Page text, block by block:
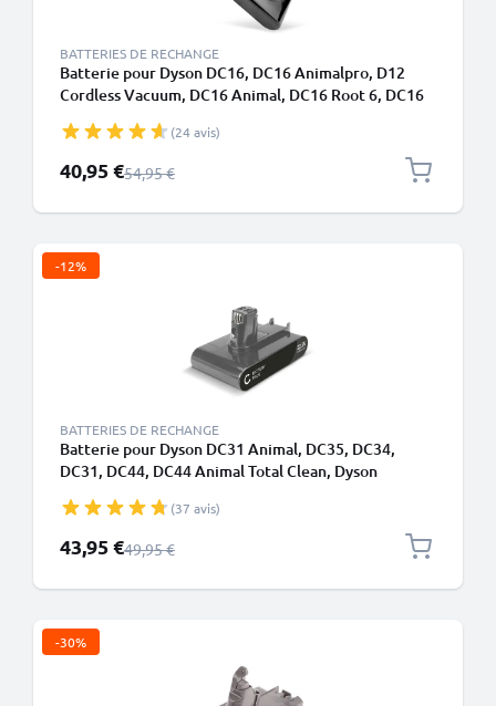
BATTERIES DE RECHANGE
Batterie pour Dyson DC16, DC16 Animalpro, D12
Cordless Vacuum, DC16 Animal, DC16 Root 6, DC16
(24 avis)
Prix spécial
40,95 €Prix normal
54,95 €
-12%
BATTERIES DE RECHANGE
Batterie pour Dyson DC31 Animal, DC35, DC34,
DC31, DC44, DC44 Animal Total Clean, Dyson
A - Batterie à encliqueter - de CELLONIC
(37 avis)
Prix spécial
43,95 €Prix normal
49,95 €
-30%